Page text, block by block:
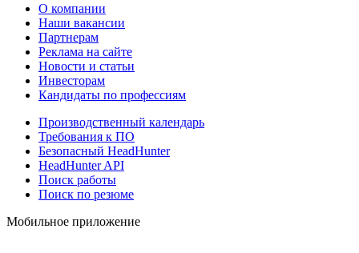
О компании
Наши вакансии
Партнерам
Реклама на сайте
Новости и статьи
Инвесторам
Кандидаты по профессиям
Производственный календарь
Требования к ПО
Безопасный HeadHunter
HeadHunter API
Поиск работы
Поиск по резюме
Мобильное приложение